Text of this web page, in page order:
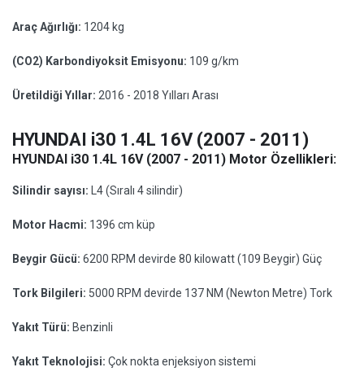
Araç Ağırlığı: 1204 kg
(CO2) Karbondiyoksit Emisyonu: 109 g/km
Üretildiği Yıllar: 2016 - 2018 Yılları Arası
HYUNDAI i30 1.4L 16V (2007 - 2011)
HYUNDAI i30 1.4L 16V (2007 - 2011) Motor Özellikleri:
Silindir sayısı: L4 (Sıralı 4 silindir)
Motor Hacmi: 1396 cm küp
Beygir Gücü: 6200 RPM devirde 80 kilowatt (109 Beygir) Güç
Tork Bilgileri: 5000 RPM devirde 137 NM (Newton Metre) Tork
Yakıt Türü: Benzinli
Yakıt Teknolojisi: Çok nokta enjeksiyon sistemi